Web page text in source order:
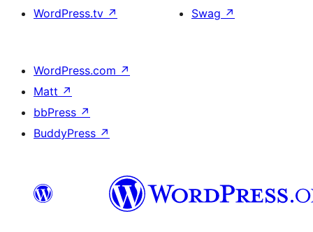
WordPress.tv ↗
Swag ↗
WordPress.com ↗
Matt ↗
bbPress ↗
BuddyPress ↗